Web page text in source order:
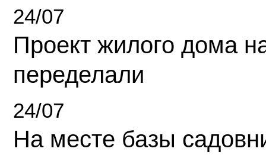
24/07
Проект жилого дома
переделали
24/07
На месте базы